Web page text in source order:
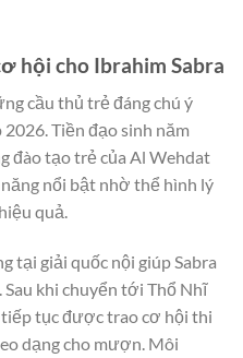
hội cho Ibrahim Sabra
cầu thủ trẻ đáng chú ý
Tiền đạo sinh năm
đào tạo trẻ của Al Wehdat
nổi bật nhờ thể hình lý
quả.
tại giải quốc nội giúp Sabra
Sau khi chuyển tới Thổ Nhĩ
tục được trao cơ hội thi
dạng cho mượn. Môi